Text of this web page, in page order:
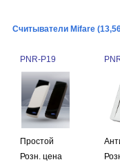
Считыватели Mifare
PNR-P19
Простой
Розн. цена